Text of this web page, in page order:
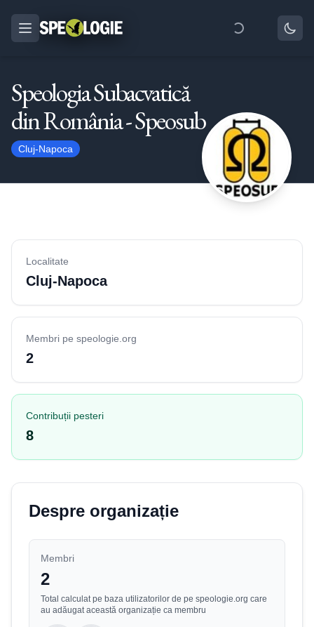
Speologia Subacvatică
din România - Speosub
Cluj-Napoca
Localitate
Cluj-Napoca
Membri pe speologie.org
2
Contribuții pesteri
8
Despre organizație
Membri
2
Total calculat pe baza utilizatorilor de pe speologie.org care
au adăugat această organizație ca membru